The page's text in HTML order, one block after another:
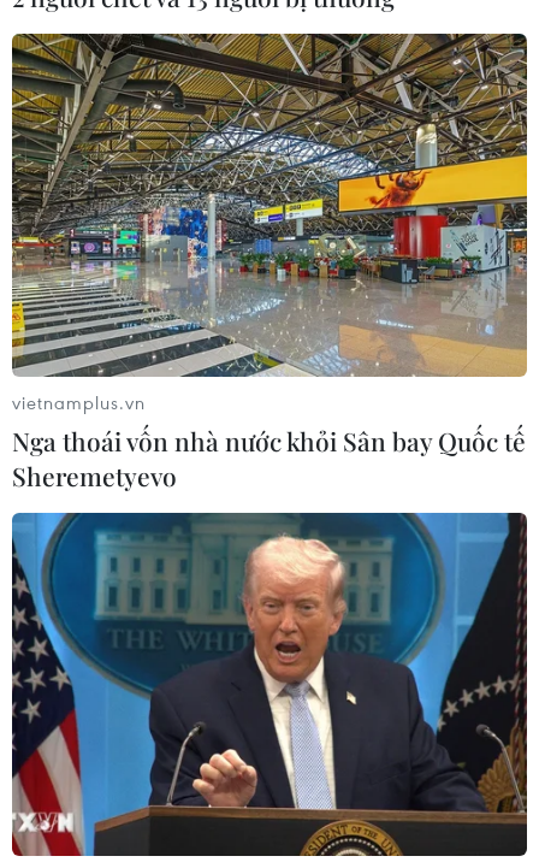
vietnamplus.vn
Nga thoái vốn nhà nước khỏi Sân bay Quốc tế
Sheremetyevo